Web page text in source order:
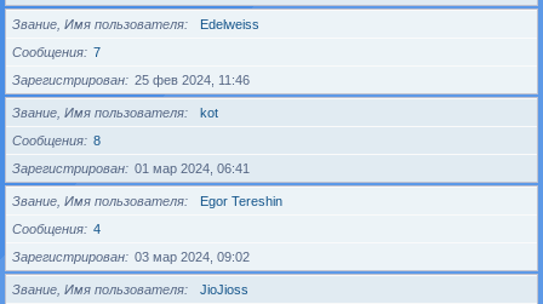
Звание, Имя пользователя
Edelweiss
Сообщения
7
Зарегистрирован
25 фев 2024, 11:46
Звание, Имя пользователя
kot
Сообщения
8
Зарегистрирован
01 мар 2024, 06:41
Звание, Имя пользователя
Egor Tereshin
Сообщения
4
Зарегистрирован
03 мар 2024, 09:02
Звание, Имя пользователя
JioJioss